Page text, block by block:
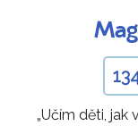
„Učím děti, jak